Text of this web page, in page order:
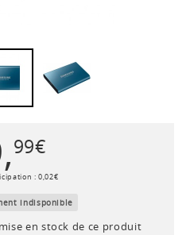
,99€
:0,02€
indisponible
en stock de ce produit